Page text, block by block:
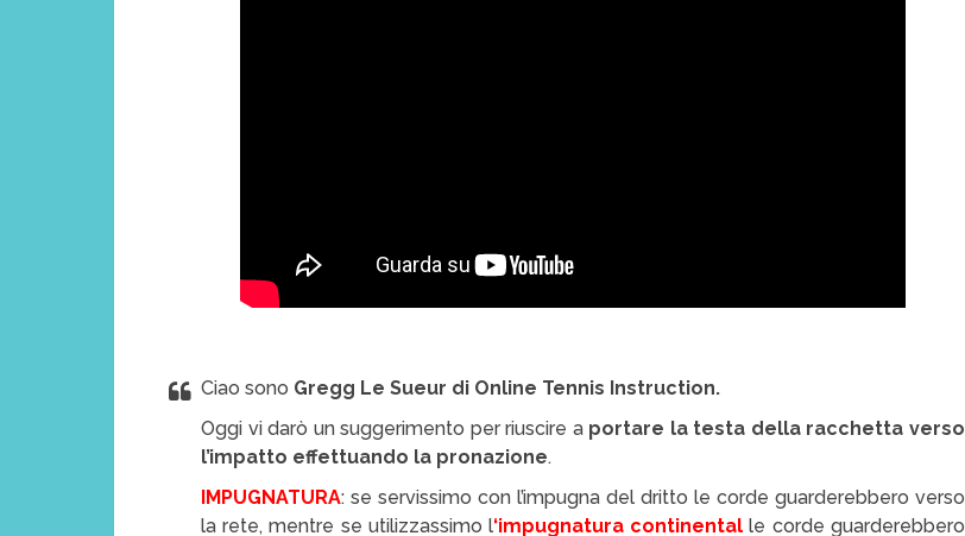
Ciao sono Gregg Le Sueur di Online Tennis Instruction.
Oggi vi darò un suggerimento per riuscire a portare la testa della racchetta verso
l’impatto effettuando la pronazione.
IMPUGNATURA: se servissimo con l’impugna del dritto le corde guarderebbero verso
la rete, mentre se utilizzassimo l‘impugnatura continental le corde guarderebbero